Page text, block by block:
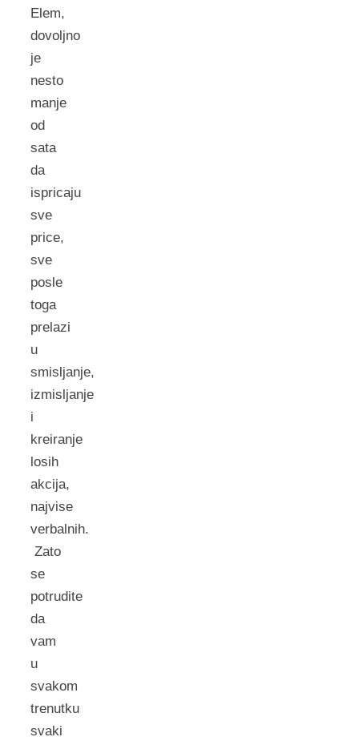
Elem,
dovoljno
je
nesto
manje
od
sata
da
ispricaju
sve
price,
sve
posle
toga
prelazi
u
smisljanje,
izmisljanje
i
kreiranje
losih
akcija,
najvise
verbalnih.
Zato
se
potrudite
da
vam
u
svakom
trenutku
svaki